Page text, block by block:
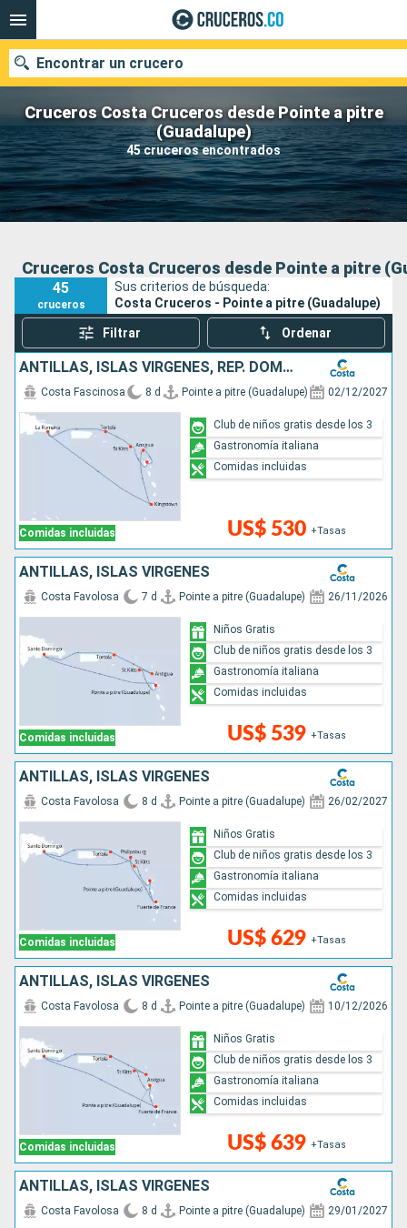
Cruceros Costa Cruceros desde Pointe a pitre
(Guadalupe)
45 cruceros encontrados
Encontrar un crucero
Fecha de salida
Buscar
Cruceros Costa Cruceros desde Pointe a pitre
45
cruceros
Sus criterios de búsqueda:
Costa Cruceros - Pointe a pitre (Guadalupe)
Filtrar Ordenar
ANTILLAS, ISLAS VÍRGENES, REP. DOMINICANA
Comidas incluidas
Costa Fascinosa 8 d Pointe a pitre (Guadalupe) 02/12/2027
US$ 530 +Tasas
Club de niños gratis desde los 3
Gastronomía italiana
Comidas incluidas
ANTILLAS, ISLAS VÍRGENES
Comidas incluidas
Costa Favolosa 7 d Pointe a pitre (Guadalupe) 26/11/2026
US$ 539 +Tasas
Niños Gratis
Club de niños gratis desde los 3
Gastronomía italiana
Comidas incluidas
ANTILLAS, ISLAS VÍRGENES
Comidas incluidas
Costa Favolosa 8 d Pointe a pitre (Guadalupe) 26/02/2027
US$ 629 +Tasas
Niños Gratis
Club de niños gratis desde los 3
Gastronomía italiana
Comidas incluidas
ANTILLAS, ISLAS VÍRGENES
Comidas incluidas
Costa Favolosa 8 d Pointe a pitre (Guadalupe) 10/12/2026
US$ 639 +Tasas
Niños Gratis
Club de niños gratis desde los 3
Gastronomía italiana
Comidas incluidas
ANTILLAS, ISLAS VÍRGENES
Costa Favolosa 8 d Pointe a pitre (Guadalupe) 29/01/2027